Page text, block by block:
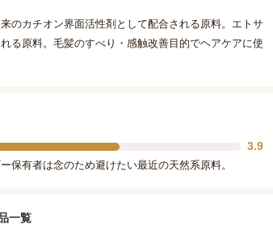
のカチオン界面活性剤として配合される原料。エトサ
る原料。毛髪のすべり・感触改善目的でヘアケアに使
3.9
保有者は念のため避けたい最近の天然系原料。
一覧